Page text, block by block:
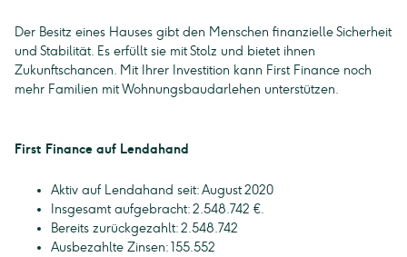
Der Besitz eines Hauses gibt den Menschen finanzielle Sicherheit
und Stabilität. Es erfüllt sie mit Stolz und bietet ihnen
Zukunftschancen. Mit Ihrer Investition kann First Finance noch
mehr Familien mit Wohnungsbaudarlehen unterstützen.
First Finance auf Lendahand
Aktiv auf Lendahand seit: August 2020
Insgesamt aufgebracht: 2.548.742 €.
Bereits zurückgezahlt: 2.548.742
Ausbezahlte Zinsen: 155.552